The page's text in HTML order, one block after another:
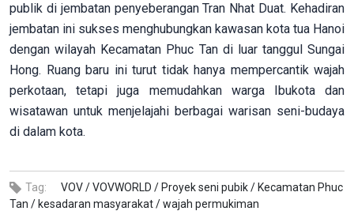
publik di jembatan penyeberangan Tran Nhat Duat. Kehadiran
jembatan ini sukses menghubungkan kawasan kota tua Hanoi
dengan wilayah Kecamatan Phuc Tan di luar tanggul Sungai
Hong. Ruang baru ini turut tidak hanya mempercantik wajah
perkotaan, tetapi juga memudahkan warga Ibukota dan
wisatawan untuk menjelajahi berbagai warisan seni-budaya
di dalam kota.
Tag: VOV /VOVWORLD /Proyek seni pubik /Kecamatan Phuc
Tan /kesadaran masyarakat /wajah permukiman